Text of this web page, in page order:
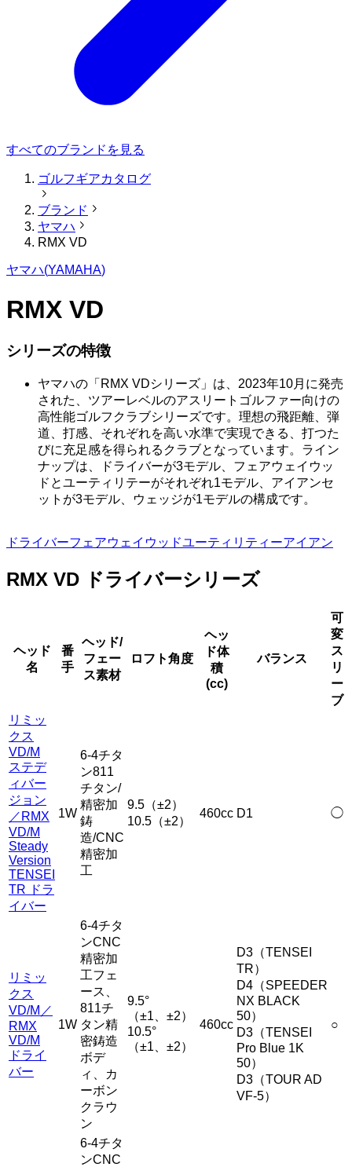
すべてのブランドを見る
ゴルフギアカタログ
ブランド
ヤマハ
RMX VD
ヤマハ(YAMAHA)
RMX VD
シリーズの特徴
ヤマハの「RMX VDシリーズ」は、2023年10月に発売
された、ツアーレベルのアスリートゴルファー向けの
高性能ゴルフクラブシリーズです。理想の飛距離、弾
道、打感、それぞれを高い水準で実現できる、打つた
びに充足感を得られるクラブとなっています。ライン
ナップは、ドライバーが3モデル、フェアウェイウッ
ドとユーティリテーがそれぞれ1モデル、アイアンセ
ットが3モデル、ウェッジが1モデルの構成です。
ドライバーフェアウェイウッドユーティリティーアイアン
RMX VD ドライバーシリーズ
ヘッド
名
番
手
ヘッド/
フェー
ス素材
ロフト角度
ヘッ
ド体
積
(cc)
バランス
可
変
ス
リ
ー
ブ
リミッ
クス
VD/M
ステデ
ィバー
ジョン
／RMX
VD/M
Steady
Version
TENSEI
TR ドラ
イバー
1W
6-4チタ
ン811
チタン/
精密加
鋳
造/CNC
精密加
工
9.5（±2）
10.5（±2）
460cc D1 ◯
リミッ
クス
VD/M／
RMX
VD/M
ドライ
バー
1W
6-4チタ
ンCNC
精密加
工フェ
ース、
811チ
タン精
密鋳造
ボデ
ィ、カ
ーボン
クラウ
ン
9.5°
（±1、±2）
10.5°
（±1、±2）
460cc
D3（TENSEI
TR）
D4（SPEEDER
NX BLACK
50）
D3（TENSEI
Pro Blue 1K
50）
D3（TOUR AD
VF-5）
○
6-4チタ
ンCNC